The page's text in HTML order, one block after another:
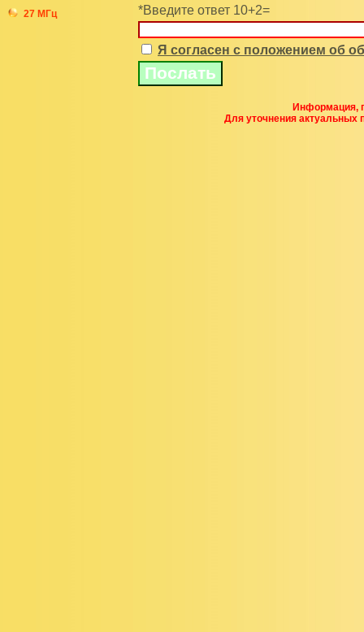
27 МГц
*Введите ответ 10+2=
Я согласен с положением об
Информация,
Для уточнения актуальных